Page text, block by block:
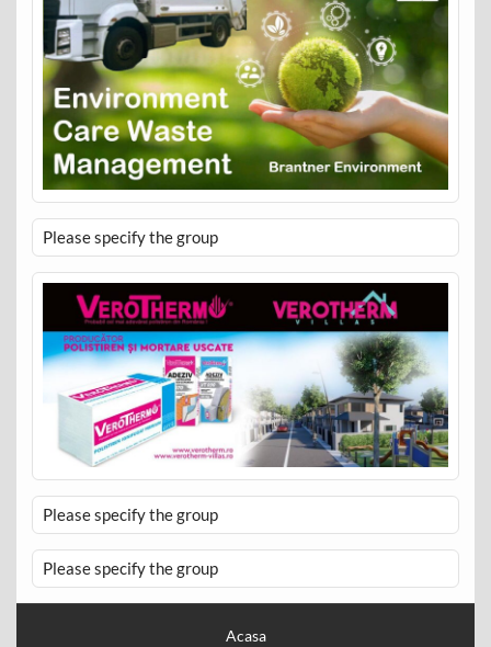
Please specify the group
Please specify the group
Please specify the group
Acasa